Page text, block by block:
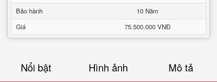
Bảo hành
10 Năm
Giá
75.500.000 VNĐ
Nổi bật Hình ảnh Mô tả